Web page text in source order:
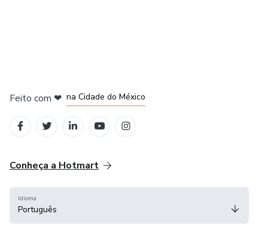
Feito com ❤ na Cidade do México
Conheça a Hotmart
Idioma
Português